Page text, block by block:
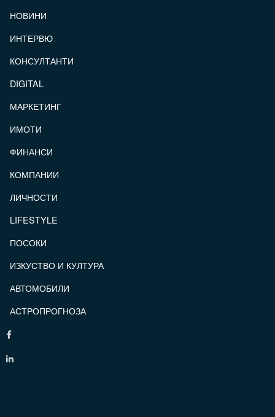
НОВИНИ
ИНТЕРВЮ
КОНСУЛТАНТИ
DIGITAL
МАРКЕТИНГ
ИМОТИ
ФИНАНСИ
КОМПАНИИ
ЛИЧНОСТИ
LIFESTYLE
ПОСОКИ
ИЗКУСТВО И КУЛТУРА
АВТОМОБИЛИ
АСТРОПРОГНОЗА